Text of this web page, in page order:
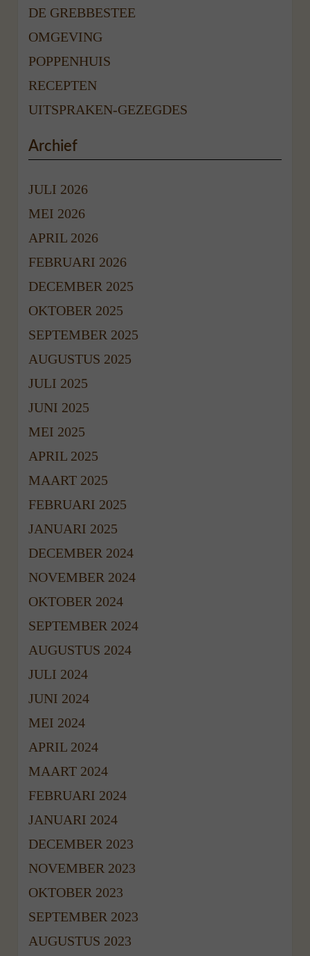
DE GREBBESTEE
OMGEVING
POPPENHUIS
RECEPTEN
UITSPRAKEN-GEZEGDES
Archief
JULI 2026
MEI 2026
APRIL 2026
FEBRUARI 2026
DECEMBER 2025
OKTOBER 2025
SEPTEMBER 2025
AUGUSTUS 2025
JULI 2025
JUNI 2025
MEI 2025
APRIL 2025
MAART 2025
FEBRUARI 2025
JANUARI 2025
DECEMBER 2024
NOVEMBER 2024
OKTOBER 2024
SEPTEMBER 2024
AUGUSTUS 2024
JULI 2024
JUNI 2024
MEI 2024
APRIL 2024
MAART 2024
FEBRUARI 2024
JANUARI 2024
DECEMBER 2023
NOVEMBER 2023
OKTOBER 2023
SEPTEMBER 2023
AUGUSTUS 2023